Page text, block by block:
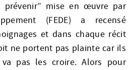
prévenir” mise en œuvre par
(FEDE) a recensé
et dans chaque récit
ne portent pas plainte car ils
pas les croire. Alors pour